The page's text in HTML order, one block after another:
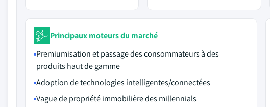
Principaux moteurs du marché
Premiumisation et passage des consommateurs à des
produits haut de gamme
Adoption de technologies intelligentes/connectées
Vague de propriété immobilière des millennials